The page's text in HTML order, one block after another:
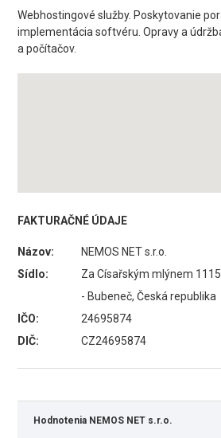
Webhostingové služby. Poskytovanie
implementácia softvéru. Opravy a
a počítačov.
FAKTURAČNÉ ÚDAJE
Názov:
NEMOS NET s.r.o.
Sídlo:
Za Císařským mlýnem
- Bubeneč, Česká republika
IČO:
24695874
DIČ:
CZ24695874
Hodnotenia NEMOS NET s.r.o.